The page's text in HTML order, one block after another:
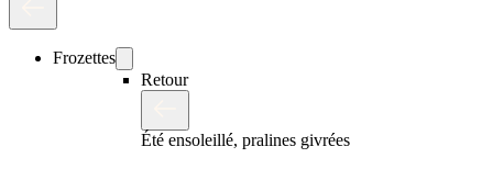
Frozettes
Retour
Été ensoleillé, pralines givrées